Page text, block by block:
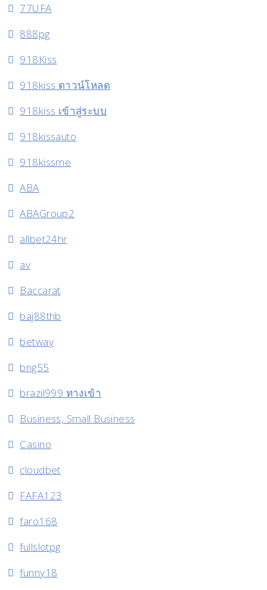
77UFA
888pg
918Kiss
918kiss ดาวน์โหลด
918kiss เข้าสู่ระบบ
918kissauto
918kissme
ABA
ABAGroup2
allbet24hr
av
Baccarat
baj88thb
betway
bng55
brazil999 ทางเข้า
Business, Small Business
Casino
cloudbet
FAFA123
faro168
fullslotpg
funny18